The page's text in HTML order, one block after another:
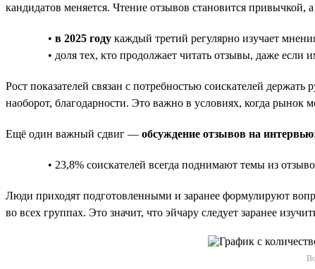
кандидатов меняется. Чтение отзывов становится привычкой,
• в 2025 году каждый третий регулярно изучает
• доля тех, кто продолжает читать отзывы, даже если
Рост показателей связан с потребностью соискателей
наоборот, благодарности. Это важно в условиях, когда рынок
Ещё один важный сдвиг — обсуждение отзывов на интервью:
• 23,8% соискателей всегда поднимают темы из
Люди приходят подготовленными и заранее формулируют
во всех группах. Это значит, что эйчару следует заранее